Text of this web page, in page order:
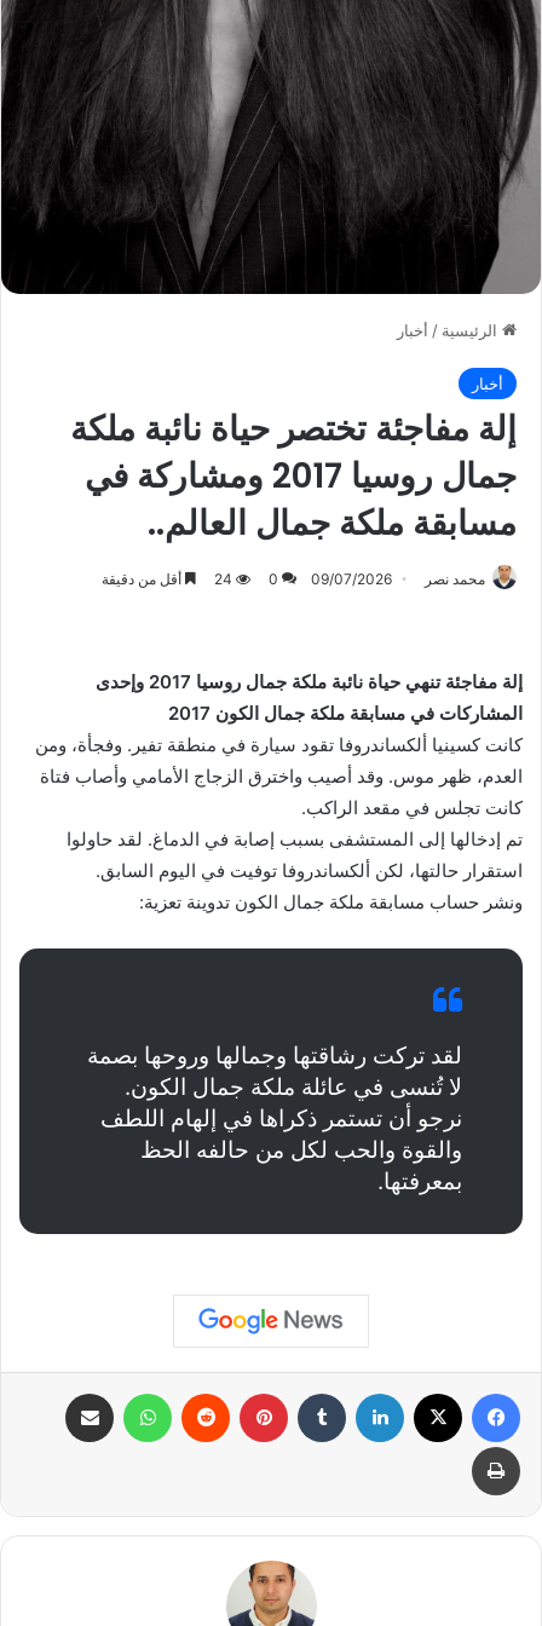
الرئيسية / أخبار
أخبار
إلة مفاجئة تختصر حياة نائبة ملكة
جمال روسيا 2017 ومشاركة في
مسابقة ملكة جمال العالم..
محمد نصر 09/07/2026
0
24 أقل من دقيقة
إلة مفاجئة تنهي حياة نائبة ملكة جمال روسيا 2017 وإحدى
المشاركات في مسابقة ملكة جمال الكون 2017
كانت كسينيا ألكساندروفا تقود سيارة في منطقة تفير. وفجأة، ومن
العدم، ظهر موس. وقد أصيب واخترق الزجاج الأمامي وأصاب فتاة
كانت تجلس في مقعد الراكب.
تم إدخالها إلى المستشفى بسبب إصابة في الدماغ. لقد حاولوا
استقرار حالتها، لكن ألكساندروفا توفيت في اليوم السابق.
ونشر حساب مسابقة ملكة جمال الكون تدوينة تعزية:
لقد تركت رشاقتها وجمالها وروحها بصمة
لا تُنسى في عائلة ملكة جمال الكون.
نرجو أن تستمر ذكراها في إلهام اللطف
والقوة والحب لكل من حالفه الحظ
بمعرفتها.
فيسبوك لينكدإن بينتيريست واتساب
طباعة